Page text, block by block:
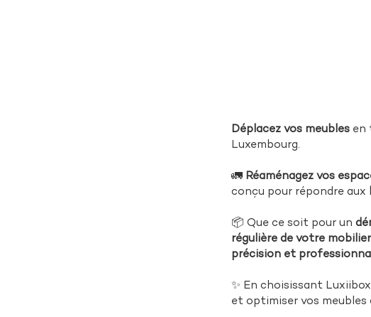
Déplacez vos meubles en
Luxembourg.
🚛 Réaménagez vos
conçu pour répondre aux
📦 Que ce soit pour un
régulière de votre mobilier
précision et
✨ En choisissant
et optimiser vos meubles